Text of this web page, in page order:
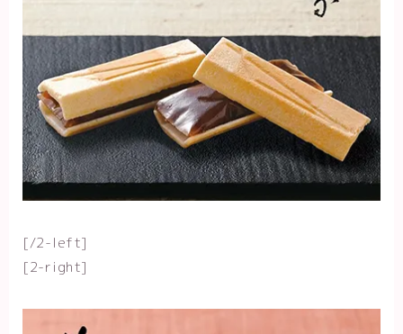
[/2-left]
[2-right]